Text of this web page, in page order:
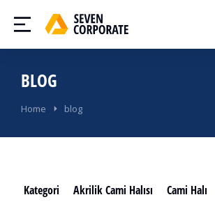
BLOG
You are here:
Home blog
Kategori Akrilik Cami Halısı Cami Halı